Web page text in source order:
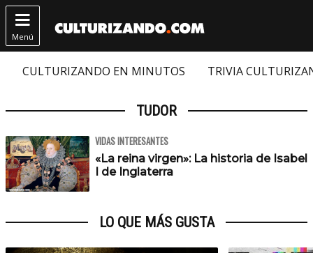

Menú
CULTURIZANDO EN MINUTOS TRIVIA
TUDOR
VIDAS INTERESANTES
«La reina virgen»: La historia de Isabel
I de Inglaterra
LO QUE MÁS GUSTA